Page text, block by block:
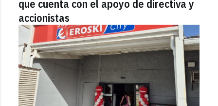
que cuenta con el apoyo de directiva y
accionistas